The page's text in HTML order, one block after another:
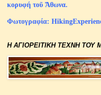
κορυφή τοῦ Ἄθωνα.
Φωτογραφία:
Η ΑΓΙΟΡΕΙΤΙΚΗ ΤΕΧΝΗ ΤΟΥ